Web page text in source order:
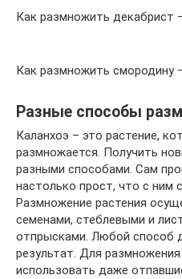
Как размножить декабрист
Как размножить смородину
Разные способы
Каланхоэ – это растение,
размножается. Получить
разными способами. Сам
настолько прост, что с ним
Размножение растения
семенами, стеблевыми и
отпрысками. Любой способ
результат. Для
использовать даже